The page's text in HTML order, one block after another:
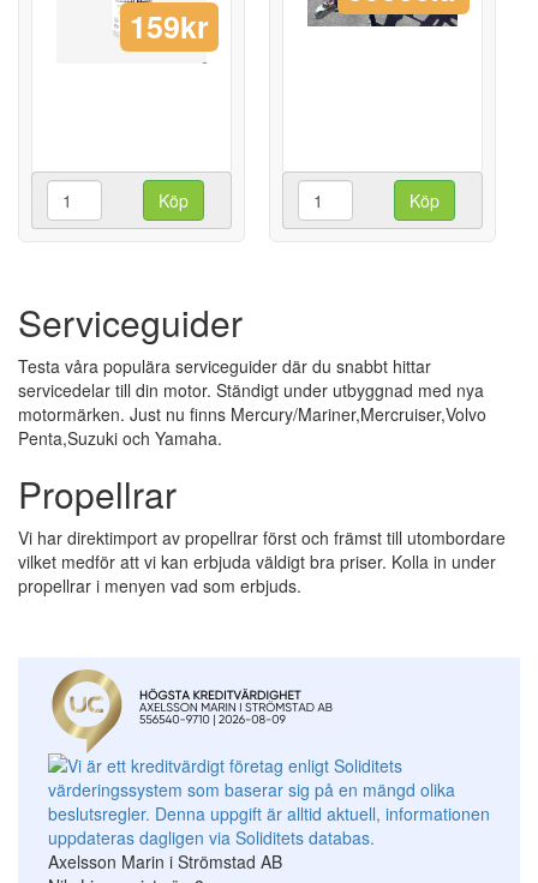
159kr
Köp Köp
Serviceguider
Testa våra populära serviceguider där du snabbt hittar
servicedelar till din motor. Ständigt under utbyggnad med nya
motormärken. Just nu finns Mercury/Mariner,Mercruiser,Volvo
Penta,Suzuki och Yamaha.
Propellrar
Vi har direktimport av propellrar först och främst till utombordare
vilket medför att vi kan erbjuda väldigt bra priser. Kolla in under
propellrar i menyen vad som erbjuds.
Axelsson Marin i Strömstad AB